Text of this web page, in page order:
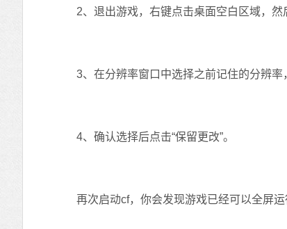
2、退出游戏，右键点击桌面空白区域，然后
3、在分辨率窗口中选择之前记住的分辨率，
4、确认选择后点击“保留更改”。
再次启动cf，你会发现游戏已经可以全屏运